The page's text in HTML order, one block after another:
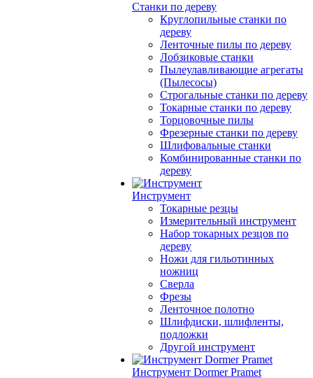
Станки по дереву
Круглопильные станки по
дереву
Ленточные пилы по дереву
Лобзиковые станки
Пылеулавливающие агрегаты
(Пылесосы)
Строгальные станки по дереву
Токарные станки по дереву
Торцовочные пилы
Фрезерные станки по дереву
Шлифовальные станки
Комбинированные станки по
дереву
Инструмент
Токарные резцы
Измерительный инструмент
Набор токарных резцов по
дереву
Ножи для гильотинных
ножниц
Сверла
Фрезы
Ленточное полотно
Шлифдиски, шлифленты,
подложки
Другой инструмент
Инструмент Dormer Pramet